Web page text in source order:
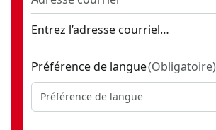
Entrez l’adresse courriel…
Préférence de langue(Obligatoire)
Préférence de langue